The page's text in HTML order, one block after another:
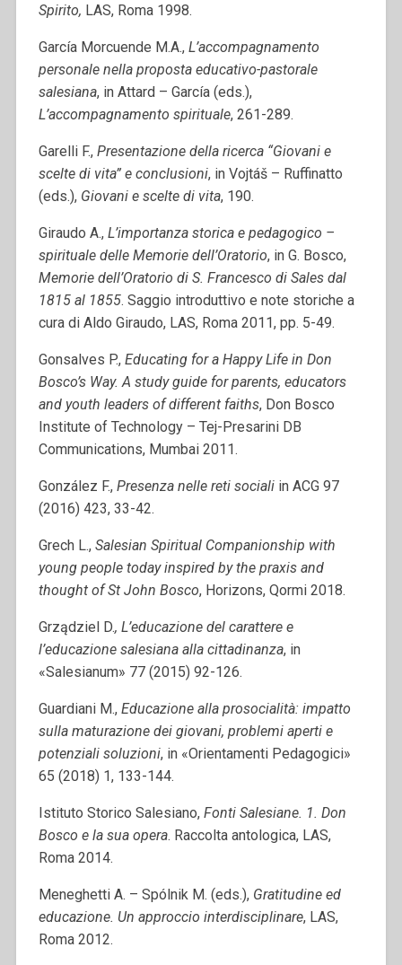
Spirito, LAS, Roma 1998.
García Morcuende M.A., L’accompagnamento
personale nella proposta educativo-pastorale
salesiana, in Attard – García (eds.),
L’accompagnamento spirituale, 261-289.
Garelli F., Presentazione della ricerca “Giovani e
scelte di vita” e conclusioni, in Vojtáš – Ruffinatto
(eds.), Giovani e scelte di vita, 190.
Giraudo A., L’importanza storica e pedagogico –
spirituale delle Memorie dell’Oratorio, in G. Bosco,
Memorie dell’Oratorio di S. Francesco di Sales dal
1815 al 1855. Saggio introduttivo e note storiche a
cura di Aldo Giraudo, LAS, Roma 2011, pp. 5-49.
Gonsalves P., Educating for a Happy Life in Don
Bosco’s Way. A study guide for parents, educators
and youth leaders of different faiths, Don Bosco
Institute of Technology – Tej-Presarini DB
Communications, Mumbai 2011.
González F., Presenza nelle reti socialiin ACG 97
(2016) 423, 33-42.
Grech L., Salesian Spiritual Companionship with
young people today inspired by the praxis and
thought of St John Bosco, Horizons, Qormi 2018.
Grządziel D., L’educazione del carattere e
l’educazione salesiana alla cittadinanza, in
«Salesianum» 77 (2015) 92-126.
Guardiani M., Educazione alla prosocialità: impatto
sulla maturazione dei giovani, problemi aperti e
potenziali soluzioni, in «Orientamenti Pedagogici»
65 (2018) 1, 133-144.
Istituto Storico Salesiano, Fonti Salesiane. 1. Don
Bosco e la sua opera. Raccolta antologica, LAS,
Roma 2014.
Meneghetti A. – Spólnik M. (eds.), Gratitudine ed
educazione. Un approccio interdisciplinare, LAS,
Roma 2012.